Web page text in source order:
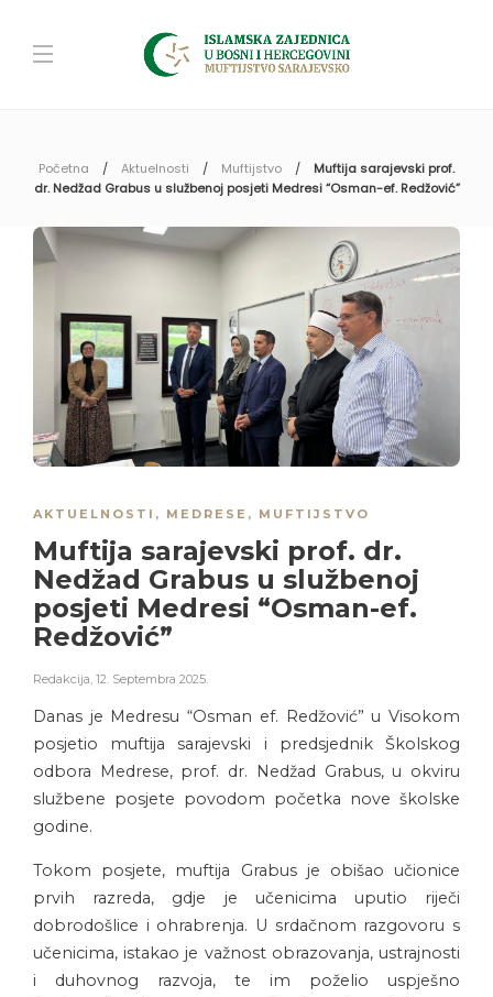
Početna Aktuelnosti Muftijstvo
Muftija sarajevski prof.
dr. Nedžad Grabus u službenoj posjeti Medresi “Osman-ef. Redžović”
AKTUELNOSTI , MEDRESE , MUFTIJSTVO
Muftija sarajevski prof. dr.
Nedžad Grabus u službenoj
posjeti Medresi “Osman-ef.
Redžović”
Redakcija, 12. Septembra 2025.
Danas je Medresu “Osman ef. Redžović” u Visokom
posjetio muftija sarajevski i predsjednik Školskog
odbora Medrese, prof. dr. Nedžad Grabus, u okviru
službene posjete povodom početka nove školske
godine.
Tokom posjete, muftija Grabus je obišao učionice
prvih razreda, gdje je učenicima uputio riječi
dobrodošlice i ohrabrenja. U srdačnom razgovoru s
učenicima, istakao je važnost obrazovanja, ustrajnosti
i duhovnog razvoja, te im poželio uspješno